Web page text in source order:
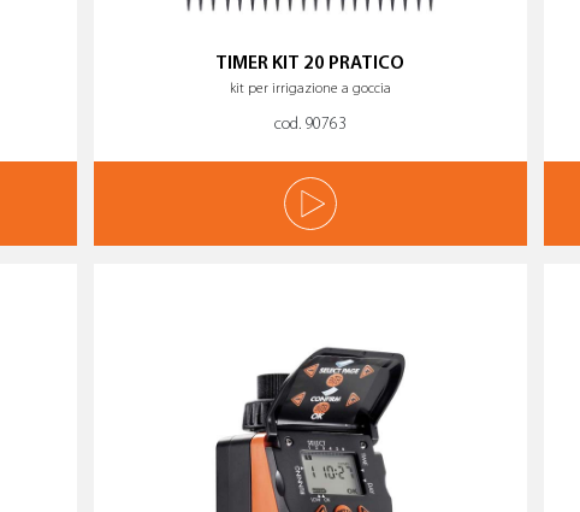
TIMER KIT 20 PRATICO
kit per irrigazione a goccia
cod. 90763